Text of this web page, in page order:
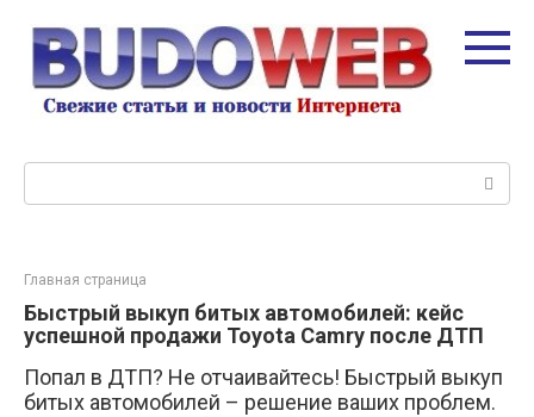
контенту
Главная страница
Быстрый выкуп битых автомобилей: кейс
успешной продажи Toyota Camry после ДТП
Попал в ДТП? Не отчаивайтесь! Быстрый выкуп
битых автомобилей – решение ваших проблем.